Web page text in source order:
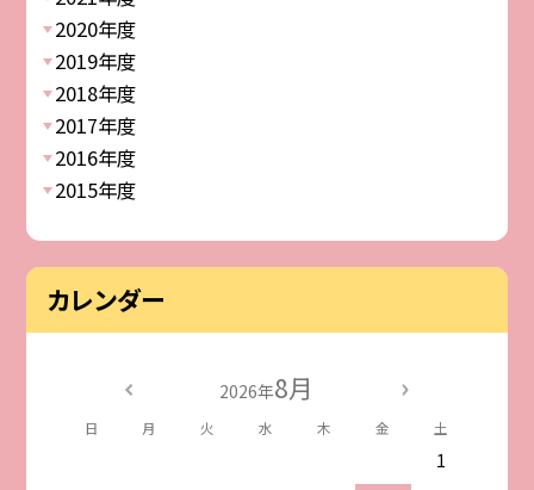
2020年度
2019年度
2018年度
2017年度
2016年度
2015年度
カレンダー
2026年8月
日 月 火 水 木 金 土
1